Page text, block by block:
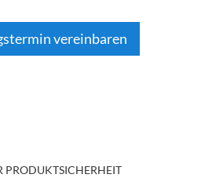
vereinbaren